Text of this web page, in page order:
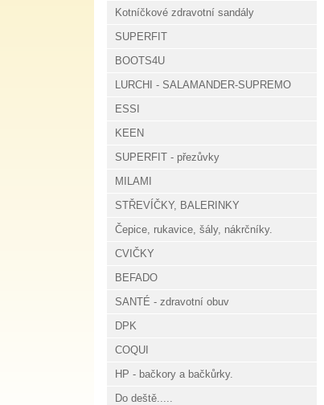
Kotníčkové zdravotní sandály
SUPERFIT
BOOTS4U
LURCHI - SALAMANDER-SUPREMO
ESSI
KEEN
SUPERFIT - přezůvky
MILAMI
STŘEVÍČKY, BALERINKY
Čepice, rukavice, šály, nákrčníky.
CVIČKY
BEFADO
SANTÉ - zdravotní obuv
DPK
COQUI
HP - bačkory a bačkůrky.
Do deště.....